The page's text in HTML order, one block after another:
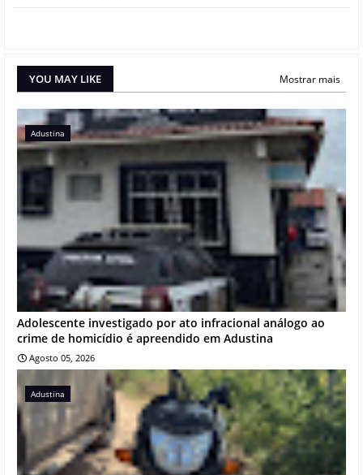
YOU MAY LIKE Mostrar mais
Adustina
Adolescente investigado por ato infracional análogo ao
crime de homicídio é apreendido em Adustina
Agosto 05, 2026
Adustina